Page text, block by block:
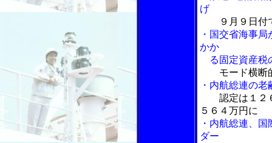
げ
９月９日付
・国交省海事
かか
る固定資産税
モード横断
・内航総連の
認定は１２
５６４万円に
・内航総連、
ダー